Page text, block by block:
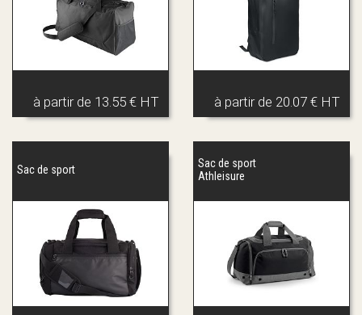
à partir de 13.55 € HT à partir de 20.07 € HT
Sac de sport
Sac de sport
Athleisure